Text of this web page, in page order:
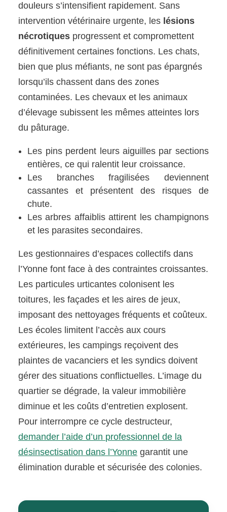
douleurs s’intensifient rapidement. Sans
intervention vétérinaire urgente, les lésions
nécrotiques progressent et compromettent
définitivement certaines fonctions. Les chats,
bien que plus méfiants, ne sont pas épargnés
lorsqu’ils chassent dans des zones
contaminées. Les chevaux et les animaux
d’élevage subissent les mêmes atteintes lors
du pâturage.
Les pins perdent leurs aiguilles par sections
entières, ce qui ralentit leur croissance.
Les branches fragilisées deviennent
cassantes et présentent des risques de
chute.
Les arbres affaiblis attirent les champignons
et les parasites secondaires.
Les gestionnaires d’espaces collectifs dans
l’Yonne font face à des contraintes croissantes.
Les particules urticantes colonisent les
toitures, les façades et les aires de jeux,
imposant des nettoyages fréquents et coûteux.
Les écoles limitent l’accès aux cours
extérieures, les campings reçoivent des
plaintes de vacanciers et les syndics doivent
gérer des situations conflictuelles. L’image du
quartier se dégrade, la valeur immobilière
diminue et les coûts d’entretien explosent.
Pour interrompre ce cycle destructeur,
demander l’aide d’un professionnel de la
désinsectisation dans l’Yonne garantit une
élimination durable et sécurisée des colonies.